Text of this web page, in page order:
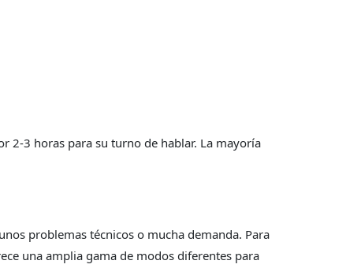
2-3 horas para su turno de hablar. La mayoría
problemas técnicos o mucha demanda. Para
una amplia gama de modos diferentes para